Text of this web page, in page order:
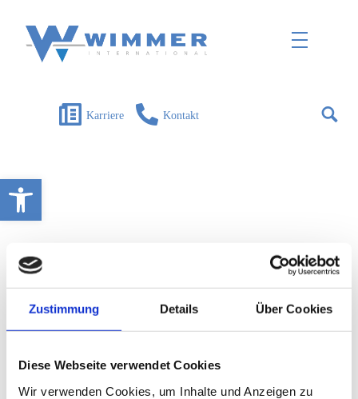
Open toolbar
Zustimmung Details Über Cookies
Diese Webseite verwendet Cookies
Wir verwenden Cookies, um Inhalte und Anzeigen zu
Karriere Kontakt